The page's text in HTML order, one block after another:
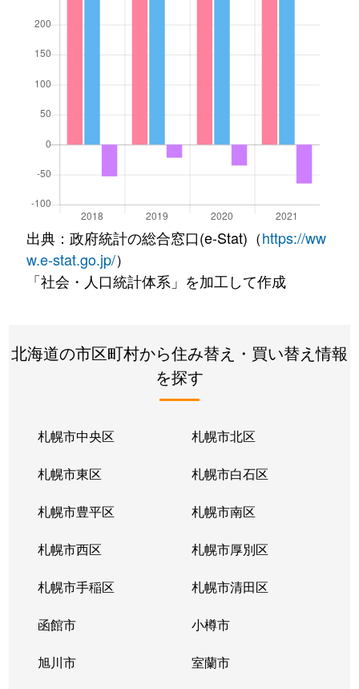
出典：政府統計の総合窓口(e-Stat)（https://ww
w.e-stat.go.jp/）
「社会・人口統計体系」を加工して作成
北海道の市区町村から住み替え・買い替え情報
を探す
札幌市中央区 札幌市北区
札幌市東区 札幌市白石区
札幌市豊平区 札幌市南区
札幌市西区 札幌市厚別区
札幌市手稲区 札幌市清田区
函館市 小樽市
旭川市 室蘭市